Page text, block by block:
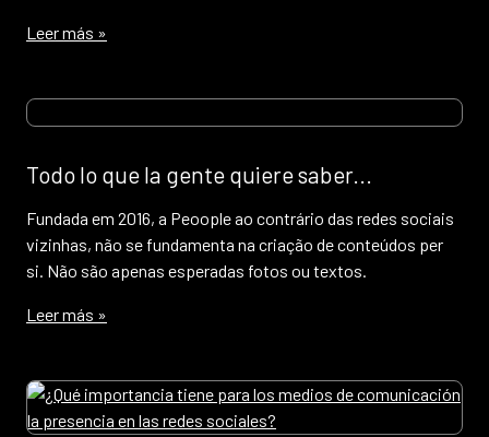
Leer más »
Todo lo que la gente quiere saber...
Fundada em 2016, a Peoople ao contrário das redes sociais
vizinhas, não se fundamenta na criação de conteúdos per
si. Não são apenas esperadas fotos ou textos.
Leer más »